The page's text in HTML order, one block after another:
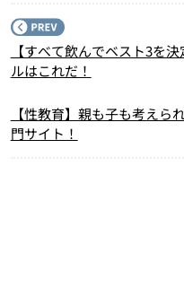
【すべて飲んでベスト3を
ルはこれだ！
【性教育】親も子も考えら
門サイト！